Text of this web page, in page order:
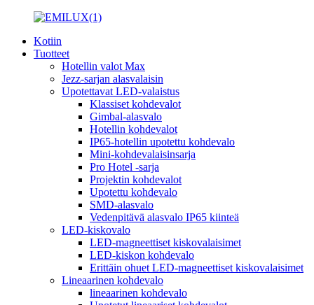
Kotiin
Tuotteet
Hotellin valot Max
Jezz-sarjan alasvalaisin
Upotettavat LED-valaistus
Klassiset kohdevalot
Gimbal-alasvalo
Hotellin kohdevalot
IP65-hotellin upotettu kohdevalo
Mini-kohdevalaisinsarja
Pro Hotel -sarja
Projektin kohdevalot
Upotettu kohdevalo
SMD-alasvalo
Vedenpitävä alasvalo IP65 kiinteä
LED-kiskovalo
LED-magneettiset kiskovalaisimet
LED-kiskon kohdevalo
Erittäin ohuet LED-magneettiset kiskovalaisimet
Lineaarinen kohdevalo
lineaarinen kohdevalo